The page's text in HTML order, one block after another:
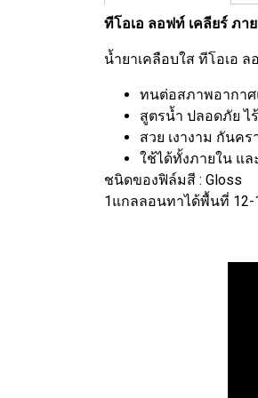
ทีโอเอ ลอฟท์ เคลียร์ ภา
น้ำยาเคลือบใส ทีโอเอ
ทนต่อสภาพอากาศ
สูตรน้ำ ปลอดภัย ไ
สวย เงางาม กันคร
ใช้ได้ทั้งภายใน แ
ชนิดของฟิล์มสี :
1แกลลอนทาได้พื้นที่ 12-